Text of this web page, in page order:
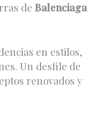
de Balenciaga
en estilos,
Un desfile de
renovados y